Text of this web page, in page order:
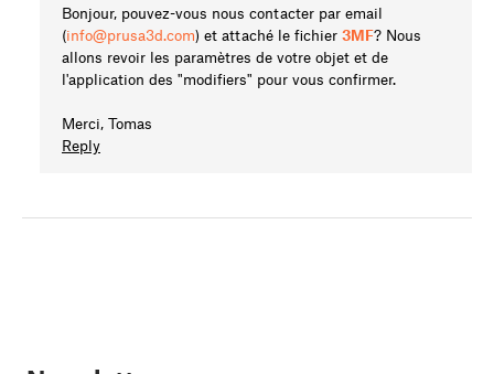
Bonjour, pouvez-vous nous contacter par email
(info@prusa3d.com) et attaché le fichier 3MF? Nous
allons revoir les paramètres de votre objet et de
l'application des "modifiers" pour vous confirmer.
Merci, Tomas
Reply